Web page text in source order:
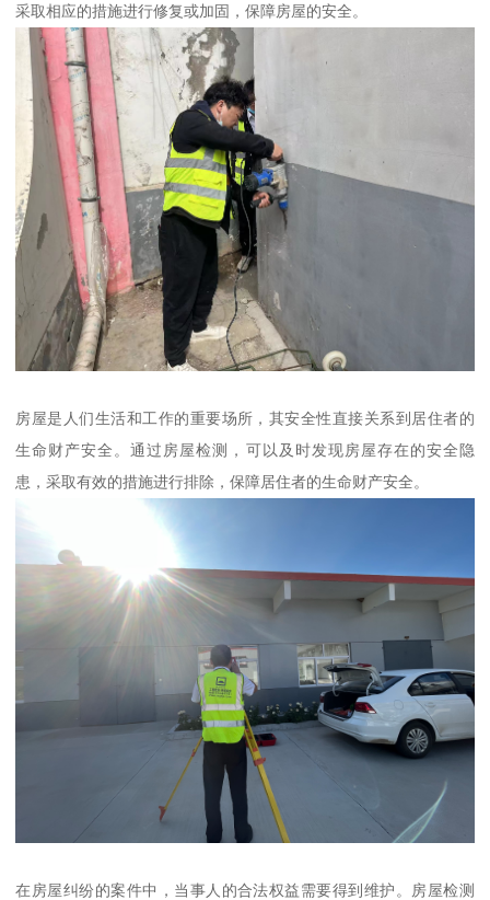
采取相应的措施进行修复或加固，保障房屋的安全。
房屋是人们生活和工作的重要场所，其安全性直接关系到居住者的
生命财产安全。通过房屋检测，可以及时发现房屋存在的安全隐
患，采取有效的措施进行排除，保障居住者的生命财产安全。
在房屋纠纷的案件中，当事人的合法权益需要得到维护。房屋检测